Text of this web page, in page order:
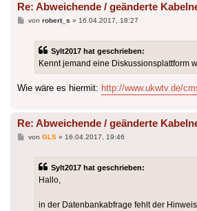
Re: Abweichende / geänderte
Beitrag
von robert_s » 16.04.2017, 18:27
Sylt2017 hat geschrieben:
Kennt jemand eine Diskussionsplattform
Wie wäre es hiermit: http://www.ukwtv.de/
Re: Abweichende / geänderte
Beitrag
von GLS» 16.04.2017, 19:46
Sylt2017 hat geschrieben:
Hallo,
in der Datenbankabfrage fehlt der